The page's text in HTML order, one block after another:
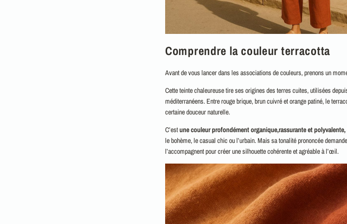
Comprendre la couleur terracotta
Avant de vous lancer dans les associations de couleurs, prenons un
Cette teinte chaleureuse tire ses origines des terres cuites, utilisées
méditerranéens. Entre rouge brique, brun cuivré et orange patiné, le
certaine douceur naturelle.
C’estune couleur profondément organique,rassurante et polyvalente,
le bohème, le casual chic ou l’urbain. Mais sa tonalité prononcée
l’accompagnent pour créer une silhouette cohérente et agréable à l’œil.